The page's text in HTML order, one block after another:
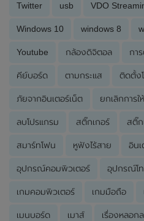
Twitter usb VDO
Windows 10 windows 8
Youtube กล้องดิจิตอล กา
คีย์บอร์ด ตามกระแส ติดตั้ง
ภัยจากอินเตอร์เน็ต ยกเลิกการใ
ลบโปรแกรม สติ๊กเกอร์ สติ๊ก
สมาร์ทโฟน หูฟังไร้สาย อิน
อุปกรณ์คอมพิวเตอร์ อุปกรณ์โ
เกมคอมพิวเตอร์ เกมมือถือ
เมนบอร์ด เมาส์ เรื่องหลอก